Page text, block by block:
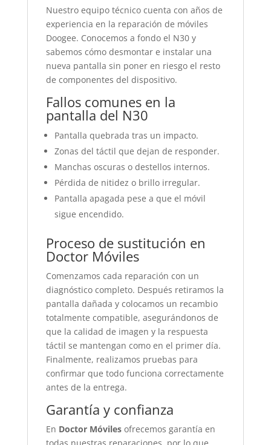
Nuestro equipo técnico cuenta con años de
experiencia en la reparación de móviles
Doogee. Conocemos a fondo el N30 y
sabemos cómo desmontar e instalar una
nueva pantalla sin poner en riesgo el resto
de componentes del dispositivo.
Fallos comunes en la
pantalla del N30
Pantalla quebrada tras un impacto.
Zonas del táctil que dejan de responder.
Manchas oscuras o destellos internos.
Pérdida de nitidez o brillo irregular.
Pantalla apagada pese a que el móvil
sigue encendido.
Proceso de sustitución en
Doctor Móviles
Comenzamos cada reparación con un
diagnóstico completo. Después retiramos la
pantalla dañada y colocamos un recambio
totalmente compatible, asegurándonos de
que la calidad de imagen y la respuesta
táctil se mantengan como en el primer día.
Finalmente, realizamos pruebas para
confirmar que todo funciona correctamente
antes de la entrega.
Garantía y confianza
En Doctor Móvilesofrecemos garantía en